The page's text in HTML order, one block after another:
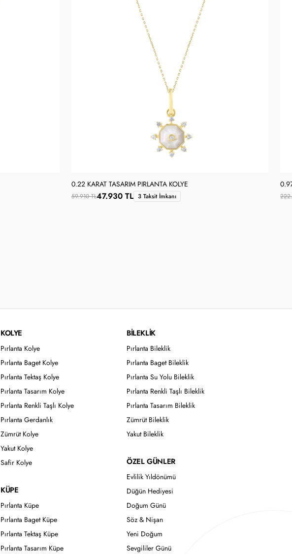
0.22 KARAT TASARIM PIRLANTA KOLYE
59.910 TL47.930 TL 3 Taksit İmkanı
KOLYE
Pırlanta Kolye
Pırlanta Baget Kolye
Pırlanta Tektaş Kolye
Pırlanta Tasarım Kolye
Pırlanta Renkli Taşlı Kolye
Pırlanta Gerdanlık
Zümrüt Kolye
Yakut Kolye
Safir Kolye
KÜPE
Pırlanta Küpe
Pırlanta Baget Küpe
Pırlanta Tektaş Küpe
Pırlanta Tasarım Küpe
BİLEKLİK
Pırlanta Bileklik
Pırlanta Baget Bileklik
Pırlanta Su Yolu Bileklik
Pırlanta Renkli Taşlı Bileklik
Pırlanta Tasarım Bileklik
Zümrüt Bileklik
Yakut Bileklik
ÖZEL GÜNLER
Evlilik Yıldönümü
Düğün Hediyesi
Doğum Günü
Söz & Nişan
Yeni Doğum
Sevgililer Günü